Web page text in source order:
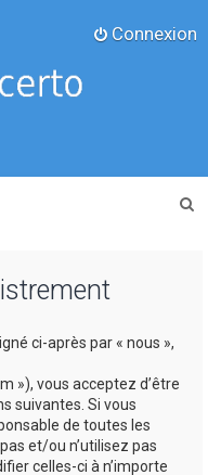
Connexion
ci-après par « nous »,
»), vous acceptez d’être
suivantes. Si vous
de toutes les
et/ou n’utilisez pas
celles-ci à n’importe